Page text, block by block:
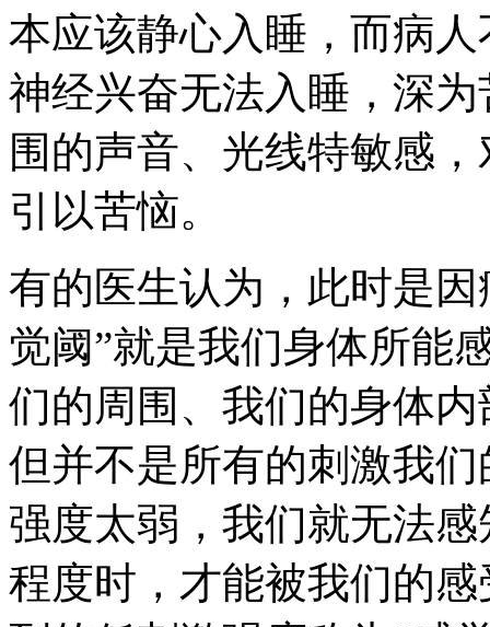
本应该静心入睡，而病
神经兴奋无法入睡，深
围的声音、光线特敏感
引以苦恼。
有的医生认为，此时是
觉阈”就是我们身体所能
们的周围、我们的身体
但并不是所有的刺激我
强度太弱，我们就无法
程度时，才能被我们的